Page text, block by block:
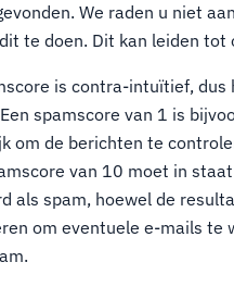
We raden u niet
te doen. Dit kan leiden tot
is contra-intuïtief, dus
spamscore van 1 is
om de berichten te
van 10 moet in
als spam, hoewel de
om eventuele e-mails te